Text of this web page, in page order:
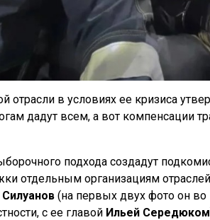
отрасли в условиях ее кризиса
дадут всем, а вот компенсации
подхода создадут
отдельным организациям
(на первых двух фото он
с ее главой Ильей Середюком